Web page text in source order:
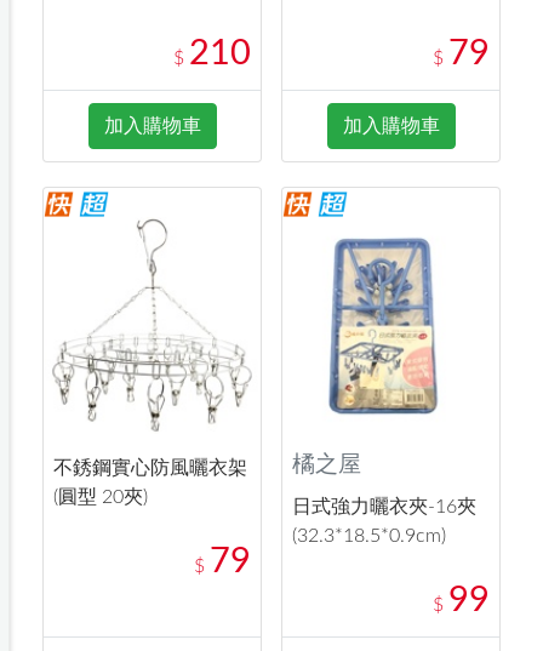
$ 210
加入購物車
$ 79
加入購物車
不銹鋼實心防風曬衣架
(圓型 20夾)
$ 79
橘之屋
日式強力曬衣夾-16夾
(32.3*18.5*0.9cm)
$ 99